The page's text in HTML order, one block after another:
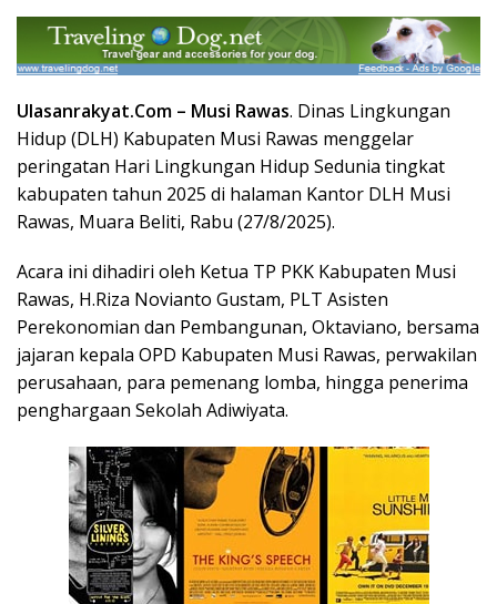
Ulasanrakyat.Com – Musi Rawas. Dinas Lingkungan
Hidup (DLH) Kabupaten Musi Rawas menggelar
peringatan Hari Lingkungan Hidup Sedunia tingkat
kabupaten tahun 2025 di halaman Kantor DLH Musi
Rawas, Muara Beliti, Rabu (27/8/2025).
Acara ini dihadiri oleh Ketua TP PKK Kabupaten Musi
Rawas, H.Riza Novianto Gustam, PLT Asisten
Perekonomian dan Pembangunan, Oktaviano, bersama
jajaran kepala OPD Kabupaten Musi Rawas, perwakilan
perusahaan, para pemenang lomba, hingga penerima
penghargaan Sekolah Adiwiyata.